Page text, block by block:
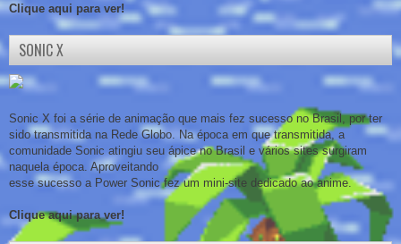
Clique aqui para ver!
SONIC X
Sonic X foi a série de animação que mais fez sucesso no Brasil, por ter
sido transmitida na Rede Globo. Na época em que transmitida, a
comunidade Sonic atingiu seu ápice no Brasil e vários sites surgiram
naquela época. Aproveitando
esse sucesso a Power Sonic fez um mini-site dedicado ao anime.
Clique aqui para ver!